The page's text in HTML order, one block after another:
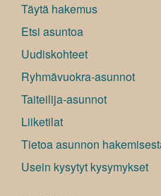
Täytä hakemus
Etsi asuntoa
Uudiskohteet
Ryhmävuokra-asunnot
Taiteilija-asunnot
Liiketilat
Tietoa asunnon
Usein kysytyt kysymykset